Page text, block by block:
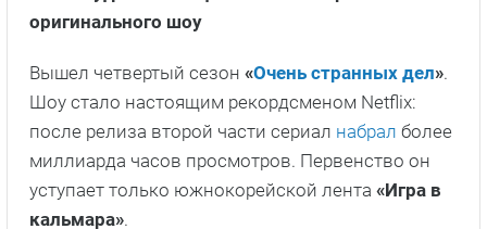
оригинального шоу
Вышел четвертый сезон «Очень странных дел».
Шоу стало настоящим рекордсменом Netflix:
после релиза второй части сериал набрал более
миллиарда часов просмотров. Первенство он
уступает только южнокорейской лента «Игра в
кальмара».